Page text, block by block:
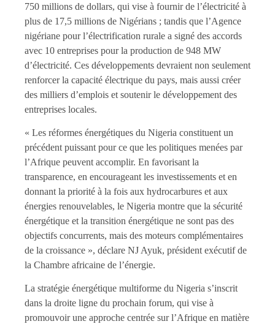
750 millions de dollars, qui vise à fournir de l’électricité à
plus de 17,5 millions de Nigérians ; tandis que l’Agence
nigériane pour l’électrification rurale a signé des accords
avec 10 entreprises pour la production de 948 MW
d’électricité. Ces développements devraient non seulement
renforcer la capacité électrique du pays, mais aussi créer
des milliers d’emplois et soutenir le développement des
entreprises locales.
« Les réformes énergétiques du Nigeria constituent un
précédent puissant pour ce que les politiques menées par
l’Afrique peuvent accomplir. En favorisant la
transparence, en encourageant les investissements et en
donnant la priorité à la fois aux hydrocarbures et aux
énergies renouvelables, le Nigeria montre que la sécurité
énergétique et la transition énergétique ne sont pas des
objectifs concurrents, mais des moteurs complémentaires
de la croissance », déclare NJ Ayuk, président exécutif de
la Chambre africaine de l’énergie.
La stratégie énergétique multiforme du Nigeria s’inscrit
dans la droite ligne du prochain forum, qui vise à
promouvoir une approche centrée sur l’Afrique en matière